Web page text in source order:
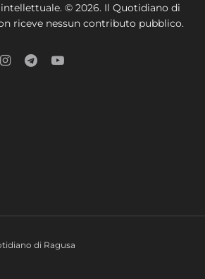
© 2026. Il Quotidiano di
riceve nessun contributo pubblico.
di Ragusa